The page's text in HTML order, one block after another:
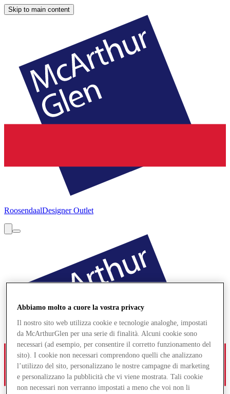
Skip to main content
RoosendaalDesigner Outlet
Abbiamo molto a cuore la vostra privacy
Il nostro sito web utilizza cookie e tecnologie analoghe, impostati
da McArthurGlen per una serie di finalità. Alcuni cookie sono
necessari (ad esempio, per consentire il corretto funzionamento del
sito). I cookie non necessari comprendono quelli che analizzano
l’utilizzo del sito, personalizzano le nostre campagne di marketing
e personalizzano la pubblicità che vi viene mostrata. Tali cookie
non necessari non verranno impostati a meno che voi non li